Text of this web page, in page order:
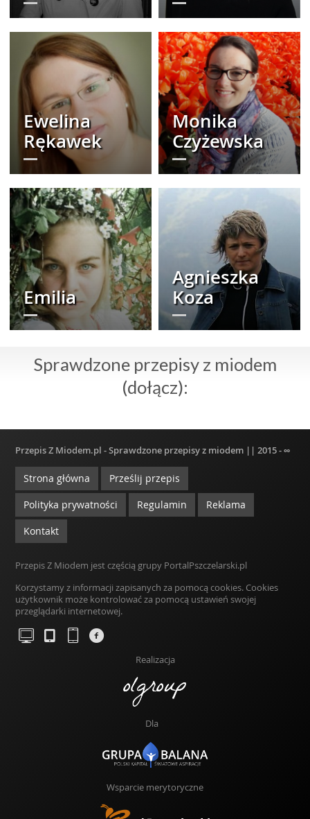
Ewelina
Rękawek
Monika
Czyżewska
Emilia
Agnieszka
Koza
Sprawdzone przepisy z miodem
(dołącz):
Przepis Z Miodem.pl - Sprawdzone przepisy z miodem || 2015 - ∞
Strona główna Prześlij przepis
Polityka prywatności Regulamin Reklama
Kontakt
Przepis Z Miodem jest częścią grupy PortalPszczelarski.pl
Korzystamy z informacji zapisanych za pomocą cookies. Cookies
użytkownik może kontrolować za pomocą ustawień swojej
przeglądarki internetowej.
Realizacja
Dla
Wsparcie merytoryczne